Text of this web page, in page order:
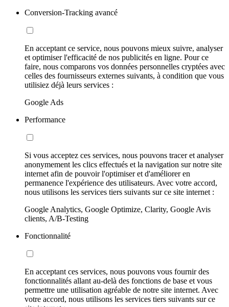
Conversion-Tracking avancé
En acceptant ce service, nous pouvons mieux suivre, analyser
et optimiser l'efficacité de nos publicités en ligne. Pour ce
faire, nous comparons vos données personnelles cryptées avec
celles des fournisseurs externes suivants, à condition que vous
utilisiez déjà leurs services :
Google Ads
Performance
Si vous acceptez ces services, nous pouvons tracer et analyser
anonymement les clics effectués et la navigation sur notre site
internet afin de pouvoir l'optimiser et d'améliorer en
permanence l'expérience des utilisateurs. Avec votre accord,
nous utilisons les services tiers suivants sur ce site internet :
Google Analytics, Google Optimize, Clarity, Google Avis
clients, A/B-Testing
Fonctionnalité
En acceptant ces services, nous pouvons vous fournir des
fonctionnalités allant au-delà des fonctions de base et vous
permettre une utilisation agréable de notre site internet. Avec
votre accord, nous utilisons les services tiers suivants sur ce